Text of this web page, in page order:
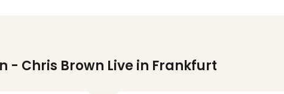
- Chris Brown Live in Frankfurt